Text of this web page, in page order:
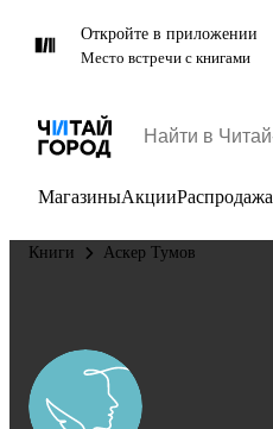
Откройте в приложении
Место встречи с книгами
МагазиныАкцииРаспродажа
Книги Аскер Тумов